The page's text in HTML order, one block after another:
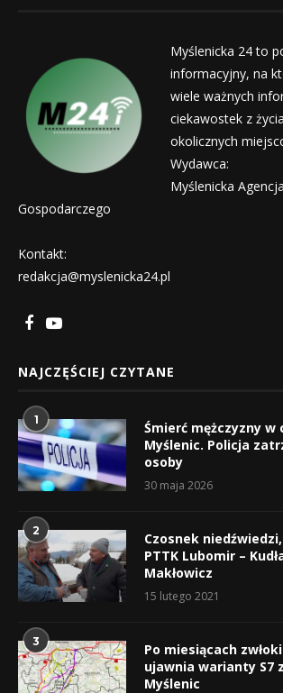
Myślenicka 24 to
informacyjny, na
wiele ważnych
ciekawostek z
okolicznych
Wydawca:
Myślenicka
Gospodarczego
Kontakt:
redakcja@myslenicka24.pl
NAJCZĘŚCIEJ CZYTANE
1
Śmierć mężczyzny w
Myślenic. Policja
osoby
30 maja 2026
2
Czosnek
PTTK Lubomir –
Makłowicz
15 lutego 2021
3
Po miesiącach zwłoki
ujawnia warianty S7
Myślenic